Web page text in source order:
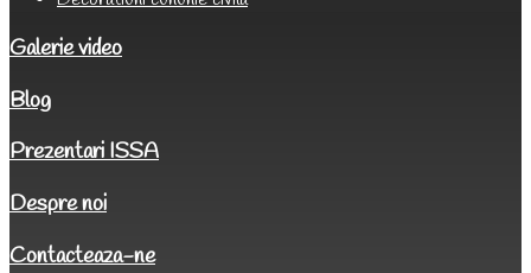
Galerie video
Blog
Prezentari ISSA
Despre noi
Contacteaza-ne